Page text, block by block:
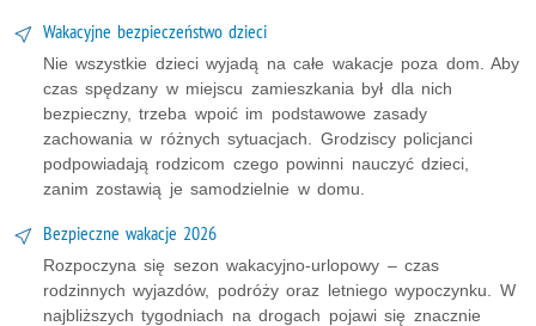
Wakacyjne bezpieczeństwo dzieci
Nie wszystkie dzieci wyjadą na całe wakacje poza dom. Aby
czas spędzany w miejscu zamieszkania był dla nich
bezpieczny, trzeba wpoić im podstawowe zasady
zachowania w różnych sytuacjach. Grodziscy policjanci
podpowiadają rodzicom czego powinni nauczyć dzieci,
zanim zostawią je samodzielnie w domu.
Bezpieczne wakacje 2026
Rozpoczyna się sezon wakacyjno-urlopowy – czas
rodzinnych wyjazdów, podróży oraz letniego wypoczynku. W
najbliższych tygodniach na drogach pojawi się znacznie